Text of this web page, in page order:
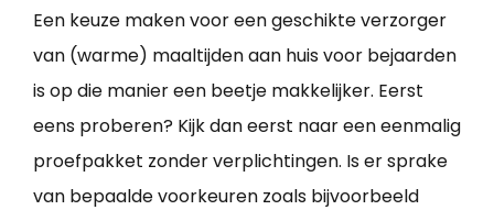
Een keuze maken voor een geschikte verzorger
van (warme) maaltijden aan huis voor bejaarden
is op die manier een beetje makkelijker. Eerst
eens proberen? Kijk dan eerst naar een eenmalig
proefpakket zonder verplichtingen. Is er sprake
van bepaalde voorkeuren zoals bijvoorbeeld